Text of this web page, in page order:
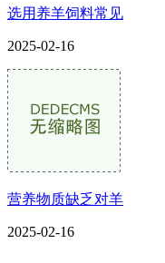
选用养羊饲料常见
2025-02-16
营养物质缺乏对羊
2025-02-16